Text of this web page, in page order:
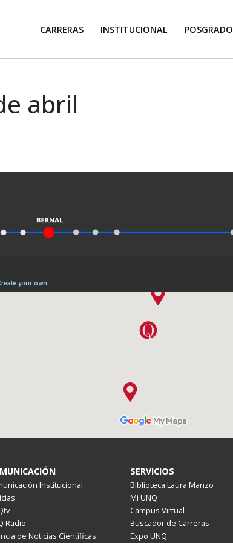
CARRERAS INSTITUCIONAL POSGRADO
abril
Institucional
Radio
de Noticias Científicas
SERVICIOS
Biblioteca Laura Manzo
Mi UNQ
Campus Virtual
Buscador de Carreras
Expo UNQ